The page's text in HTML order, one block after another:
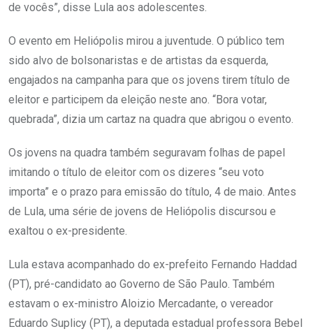
de vocês”, disse Lula aos adolescentes.
O evento em Heliópolis mirou a juventude. O público tem
sido alvo de bolsonaristas e de artistas da esquerda,
engajados na campanha para que os jovens tirem título de
eleitor e participem da eleição neste ano. “Bora votar,
quebrada”, dizia um cartaz na quadra que abrigou o evento.
Os jovens na quadra também seguravam folhas de papel
imitando o título de eleitor com os dizeres “seu voto
importa” e o prazo para emissão do título, 4 de maio. Antes
de Lula, uma série de jovens de Heliópolis discursou e
exaltou o ex-presidente.
Lula estava acompanhado do ex-prefeito Fernando Haddad
(PT), pré-candidato ao Governo de São Paulo. Também
estavam o ex-ministro Aloizio Mercadante, o vereador
Eduardo Suplicy (PT), a deputada estadual professora Bebel